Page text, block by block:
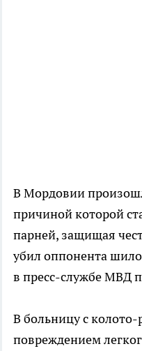
В Мордовии
причиной которой
парней, защищая
убил оппонента
в пресс-службе МВД
В больницу с колото-
повреждением